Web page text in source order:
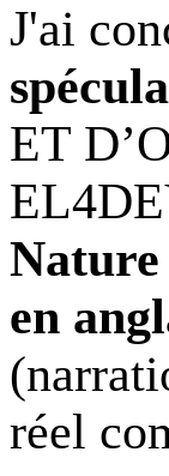
J'ai
ET
en
(
réel